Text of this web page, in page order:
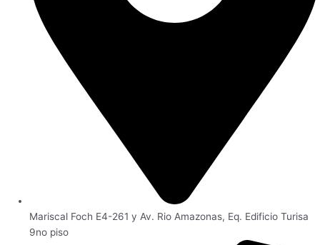
Mariscal Foch E4-261 y Av. Rio Amazonas, Eq. Edificio Turisa
9no piso